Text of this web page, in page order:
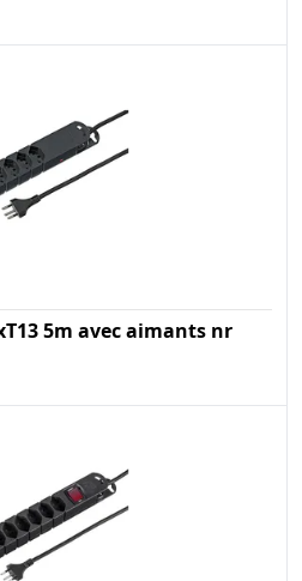
5m avec aimants nr